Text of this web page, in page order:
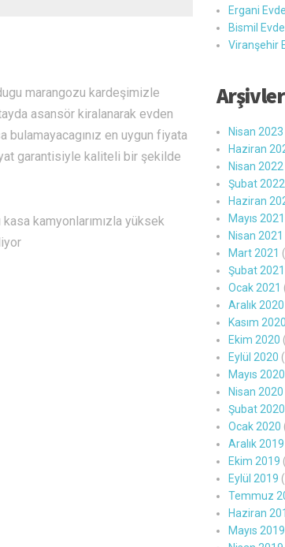
marangozu kardeşimizle
asansör kiralanarak evden
en uygun fiyata
garantisiyle kaliteli bir şekilde
kasa kamyonlarımızla yüksek
Ergani
Bismil
Viranşehir
Arşivler
Nisan 2023
Haziran
Nisan 2022
Şubat 2022
Haziran
Mayıs 2021
Nisan 2021
Mart 2021
Şubat 2021
Ocak 2021
Aralık 2020
Kasım 2020
Ekim 2020
Eylül 2020
Mayıs 2020
Nisan 2020
Şubat 2020
Ocak 2020
Aralık 2019
Ekim 2019
Eylül 2019
Temmuz
Haziran
Mayıs 2019